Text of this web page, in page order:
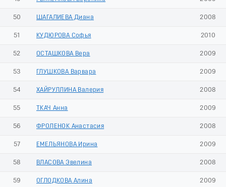
50 ШАГАЛИЕВА Диана 2008
51 КУДЮРОВА Софья 2010
52 ОСТАШКОВА Вера 2009
53 ГЛУШКОВА Варвара 2009
54 ХАЙРУЛЛИНА Валерия 2008
55 ТКАЧ Анна 2009
56 ФРОЛЕНОК Анастасия 2008
57 ЕМЕЛЬЯНОВА Ирина 2009
58 ВЛАСОВА Эвелина 2008
59 ОГЛОДКОВА Алина 2009